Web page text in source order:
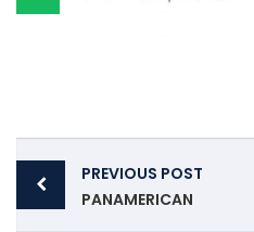
Post
navigation
PREVIOUS POST
PANAMERICAN